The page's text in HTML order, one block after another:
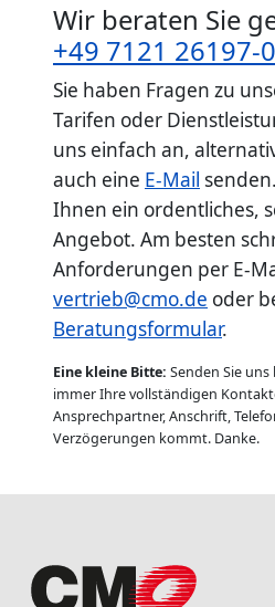
Wir beraten Sie
+49 7121 26197-0
Sie haben Fragen zu
Tarifen oder
uns einfach an,
auch eine E-Mail
Ihnen ein ordentliches,
Angebot. Am besten
Anforderungen per E-
vertrieb@cmo.de oder
Beratungsformular.
Eine kleine Bitte: Senden Sie
immer Ihre vollständigen
Ansprechpartner, Anschrift,
Verzögerungen kommt. Danke.